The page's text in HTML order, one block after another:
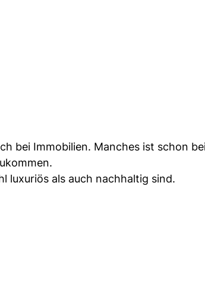
bei Immobilien. Manches ist schon
luxuriös als auch nachhaltig sind.